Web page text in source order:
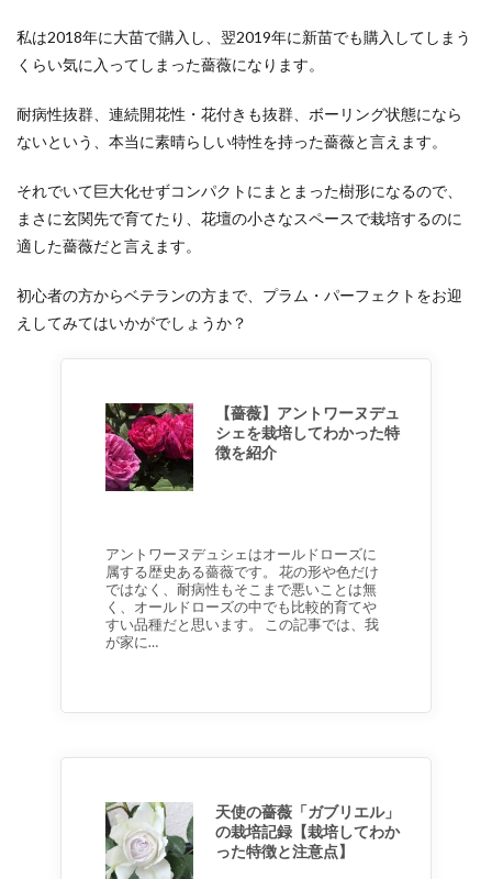
私は2018年に大苗で購入し、翌2019年に新苗でも購入してしまう
くらい気に入ってしまった薔薇になります。
耐病性抜群、連続開花性・花付きも抜群、ボーリング状態になら
ないという、本当に素晴らしい特性を持った薔薇と言えます。
それでいて巨大化せずコンパクトにまとまった樹形になるので、
まさに玄関先で育てたり、花壇の小さなスペースで栽培するのに
適した薔薇だと言えます。
初心者の方からベテランの方まで、プラム・パーフェクトをお迎
えしてみてはいかがでしょうか？
【薔薇】アントワーヌデュ
シェを栽培してわかった特
徴を紹介
アントワーヌデュシェはオールドローズに
属する歴史ある薔薇です。 花の形や色だけ
ではなく、耐病性もそこまで悪いことは無
く、オールドローズの中でも比較的育てや
すい品種だと思います。 この記事では、我
が家に…
天使の薔薇「ガブリエル」
の栽培記録【栽培してわか
った特徴と注意点】